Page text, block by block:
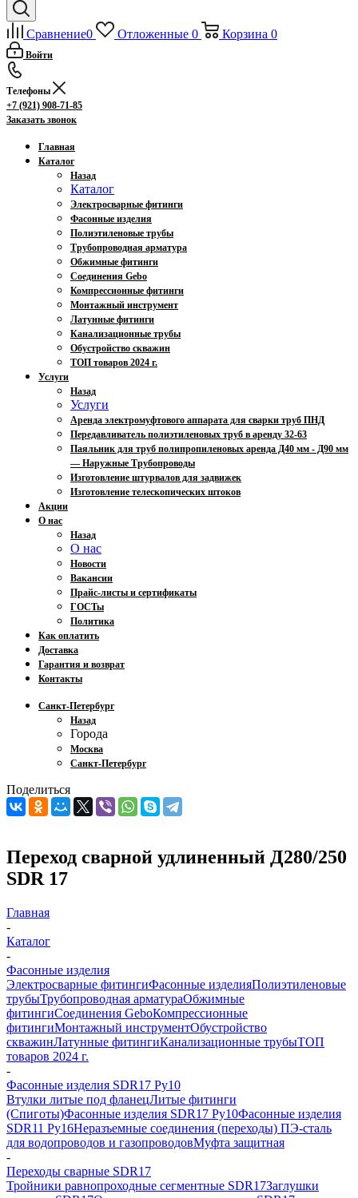
Сравнение0 Отложенные 0 Корзина 0
Войти
Телефоны
+7 (921) 908-71-85
Заказать звонок
Главная
Каталог
Назад
Каталог
Электросварные фитинги
Фасонные изделия
Полиэтиленовые трубы
Трубопроводная арматура
Обжимные фитинги
Соединения Gebo
Компрессионные фитинги
Монтажный инструмент
Латунные фитинги
Канализационные трубы
Обустройство скважин
ТОП товаров 2024 г.
Услуги
Назад
Услуги
Аренда электромуфтового аппарата для сварки труб ПНД
Передавливатель полиэтиленовых труб в аренду 32-63
Паяльник для труб полипропиленовых аренда Д40 мм - Д90 мм
— Наружные Трубопроводы
Изготовление штурвалов для задвижек
Изготовление телескопических штоков
Акции
О нас
Назад
О нас
Новости
Вакансии
Прайс-листы и сертификаты
ГОСТы
Политика
Как оплатить
Доставка
Гарантия и возврат
Контакты
Санкт-Петербург
Назад
Города
Москва
Санкт-Петербург
Поделиться
Переход сварной удлиненный Д280/250
SDR 17
Главная
-
Каталог
-
Фасонные изделия
Электросварные фитингиФасонные изделияПолиэтиленовые
трубыТрубопроводная арматураОбжимные
фитингиСоединения GeboКомпрессионные
фитингиМонтажный инструментОбустройство
скважинЛатунные фитингиКанализационные трубыТОП
товаров 2024 г.
-
Фасонные изделия SDR17 Ру10
Втулки литые под фланецЛитые фитинги
(Спиготы)Фасонные изделия SDR17 Ру10Фасонные изделия
SDR11 Ру16Неразъемные соединения (переходы) ПЭ-сталь
для водопроводов и газопроводовМуфта защитная
-
Переходы сварные SDR17
Тройники равнопроходные сегментные SDR17Заглушки